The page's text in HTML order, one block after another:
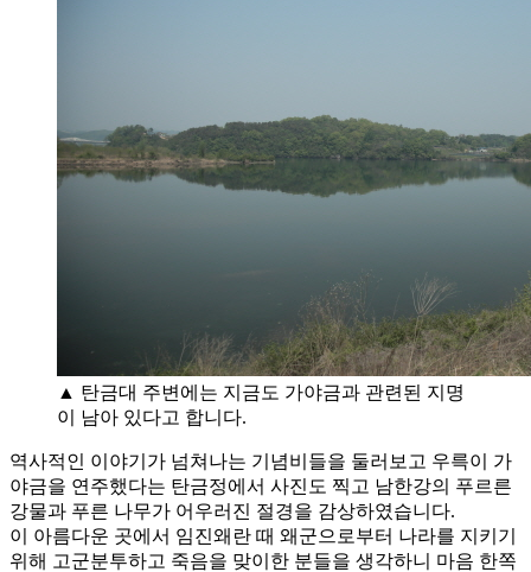
▲ 탄금대 주변에는 지금도 가야금과 관련된 지명
이 남아 있다고 합니다.
역사적인 이야기가 넘쳐나는 기념비들을 둘러보고 우륵이 가
야금을 연주했다는 탄금정에서 사진도 찍고 남한강의 푸르른
강물과 푸른 나무가 어우러진 절경을 감상하였습니다.
이 아름다운 곳에서 임진왜란 때 왜군으로부터 나라를 지키기
위해 고군분투하고 죽음을 맞이한 분들을 생각하니 마음 한쪽